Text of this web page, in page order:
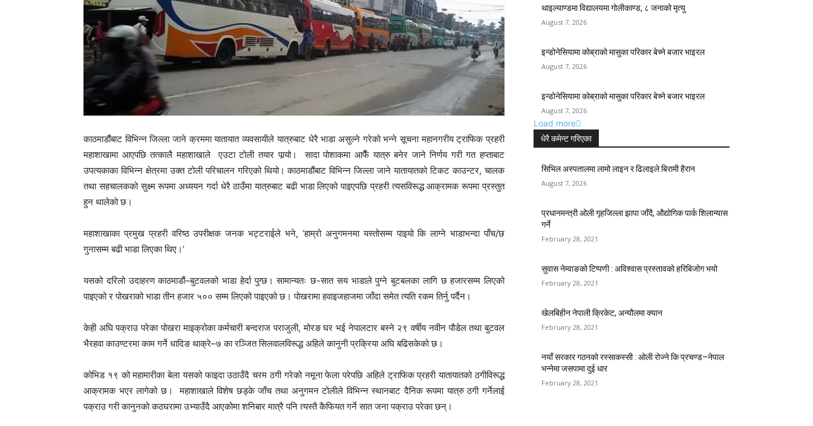
काठमाडौंबाट विभिन्न जिल्ला जाने क्रममा यातायात व्यवसायीले यात्रुबाट धेरै भाडा असुल्ने गरेको भन्ने सूचना महानगरीय ट्राफिक प्रहरी
महाशाखामा आएपछि तत्कालै महाशाखाले एउटा टोली तयार पार्‍यो। सादा पोशाकमा आफैँ यात्रु बनेर जाने निर्णय गरी गत हप्ताबाट
उपत्यकाका विभिन्न क्षेत्रमा उक्त टोली परिचालन गरिएको थियो। काठमाडौंबाट विभिन्न जिल्ला जाने यातायातको टिकट काउन्टर, चालक
तथा सहचालकको सुक्ष्म रूपमा अध्ययन गर्दा धेरै ठाउँमा यात्रुबाट बढी भाडा लिएको पाइएपछि प्रहरी त्यसविरूद्ध आक्रामक रूपमा प्रस्तुत
हुन थालेको छ।
महाशाखाका प्रमुख प्रहरी वरिष्ठ उपरीक्षक जनक भट्टराईले भने, ‘हाम्रो अनुगमनमा यस्तोसम्म पाइयो कि लाग्ने भाडाभन्दा पाँच/छ
गुनासम्म बढी भाडा लिएका थिए।’
यसको दरिलो उदाहरण काठमाडौं–बुटवलको भाडा हेर्दा पुग्छ। सामान्यतः छ-सात सय भाडाले पुग्ने बुटबलका लागि छ हजारसम्म लिएको
पाइएको र पोखराको भाडा तीन हजार ५०० सम्म लिएको पाइएको छ। पोखरामा हवाइजहाजमा जाँदा समेत त्यति रकम तिर्नु पर्दैन।
केही अघि पक्राउ परेका पोखरा माइक्रोका कर्मचारी बन्दराज पराजुली, मोरङ घर भई नेपालटार बस्ने २९ वर्षीय नवीन पौडेल तथा बुटवल
भैरहवा काउण्टरमा काम गर्ने धादिङ थाक्रे–७ का रञ्जित सिलवालविरूद्ध अहिले कानुनी प्रक्रिया अघि बढिसकेको छ।
कोभिड १९ को महामारीका बेला यसको फाइदा उठाउँदै चरम ठगी गरेको नमूना फेला परेपछि अहिले ट्राफिक प्रहरी यातायातको ठगीविरूद्ध
आक्रामक भएर लागेको छ। महाशाखाले विशेष छड्के जाँच तथा अनुगमन टोलीले विभिन्न स्थानबाट दैनिक रूपमा यात्रु ठगी गर्नेलाई
पक्राउ गरी कानुनको कठघरामा उभ्याउँदै आएकोमा शनिबार मात्रै पनि त्यस्तै कैफियत गर्ने सात जना पक्राउ परेका छन्।
थाइल्याण्डमा विद्यालयमा गोलीकाण्ड, ८ जनाको मृत्यु
August 7, 2026
इन्डोनेसियामा कोब्राको मासुका परिकार बेच्ने बजार भाइरल
August 7, 2026
इन्डोनेसियामा कोब्राको मासुका परिकार बेच्ने बजार भाइरल
August 7, 2026
Load more
धेरै कमेन्ट गरिएका
सिभिल अस्पतालमा लामो लाइन र ढिलाइले बिरामी हैरान
August 7, 2026
प्रधानमन्त्री ओली गृहजिल्ला झापा जाँदै, औद्योगिक पार्क शिलान्यास
गर्ने
February 28, 2021
सुवास नेम्वाङको टिप्पणी : अविश्वास प्रस्तावको हरिबिजोग भयो
February 28, 2021
खेलबिहीन नेपाली क्रिकेट, अन्यौलमा क्यान
February 28, 2021
नयाँ सरकार गठनको रस्साकस्सी : ओली रोज्ने कि प्रचण्ड–नेपाल
भन्नेमा जसपामा दुई धार
February 28, 2021